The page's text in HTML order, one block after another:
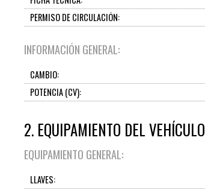
PERMISO DE CIRCULACIÓN:
INFORMACIÓN GENERAL:
CAMBIO:
POTENCIA (CV):
2. EQUIPAMIENTO DEL VEHÍCULO
EQUIPAMIENTO GENERAL:
LLAVES: